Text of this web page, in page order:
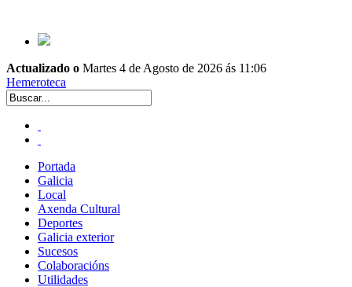
Actualizado o Martes 4 de Agosto de 2026 ás 11:06
Hemeroteca
Portada
Galicia
Local
Axenda Cultural
Deportes
Galicia exterior
Sucesos
Colaboracións
Utilidades